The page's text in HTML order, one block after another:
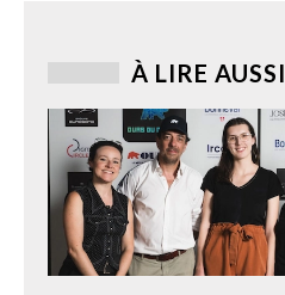
À LIRE AUSSI